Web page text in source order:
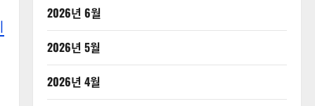
2026년 6월
2026년 5월
2026년 4월